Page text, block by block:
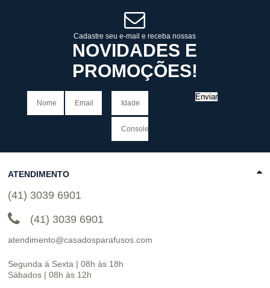
Cadastre seu e-mail e receba nossas
NOVIDADES E
PROMOÇÕES!
Enviar
ATENDIMENTO
(41) 3039 6901
(41) 3039 6901
atendimento@casadosparafusos.com
Segunda à Sexta | 08h às 18h
Sábados | 08h às 12h